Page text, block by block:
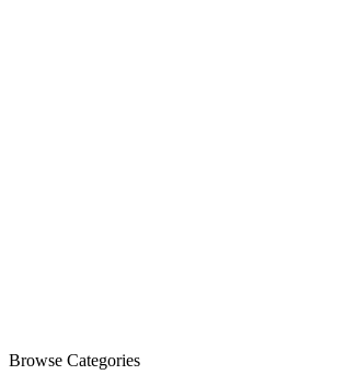
Browse Categories